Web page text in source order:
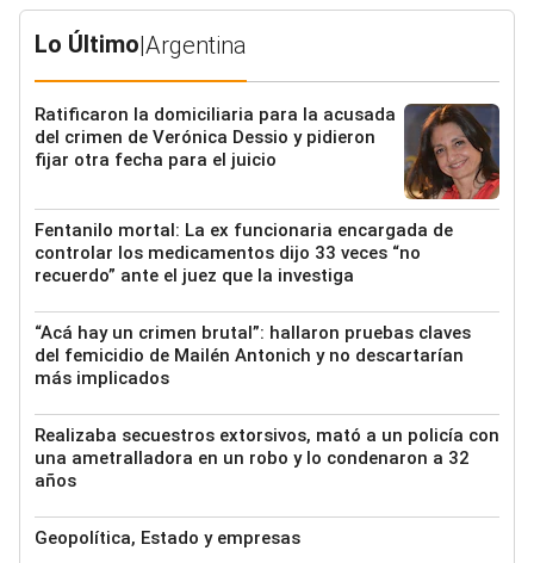
Lo Último|Argentina
Ratificaron la domiciliaria para la acusada
del crimen de Verónica Dessio y pidieron
fijar otra fecha para el juicio
Fentanilo mortal: La ex funcionaria encargada de
controlar los medicamentos dijo 33 veces “no
recuerdo” ante el juez que la investiga
“Acá hay un crimen brutal”: hallaron pruebas claves
del femicidio de Mailén Antonich y no descartarían
más implicados
Realizaba secuestros extorsivos, mató a un policía con
una ametralladora en un robo y lo condenaron a 32
años
Geopolítica, Estado y empresas